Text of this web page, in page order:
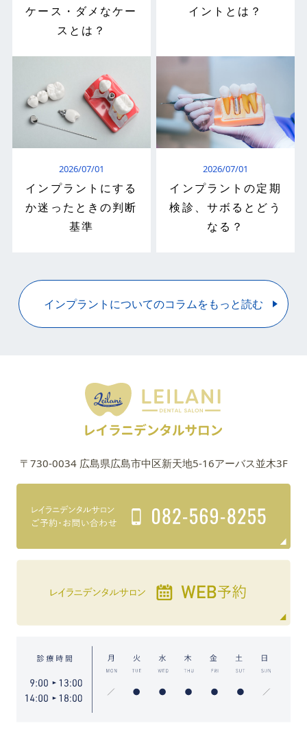
ケース・ダメなケー
スとは？
イントとは？
2026/07/01
インプラントにする
か迷ったときの判断
基準
2026/07/01
インプラントの定期
検診、サボるとどう
なる？
インプラントについてのコラムをもっと読む
〒730-0034 広島県広島市中区新天地5-16アーバス並木3F